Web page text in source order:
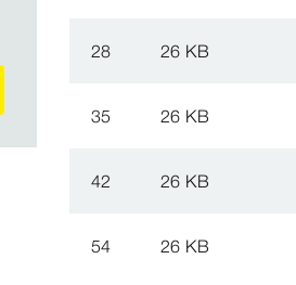
28 26 KB
35 26 KB
42 26 KB
54 26 KB